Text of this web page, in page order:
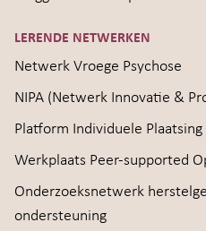
LERENDE NETWERKEN
Netwerk Vroege Psychose
NIPA (Netwerk Innovatie &
Platform Individuele Plaatsing
Werkplaats Peer-supported
Onderzoeksnetwerk
ondersteuning